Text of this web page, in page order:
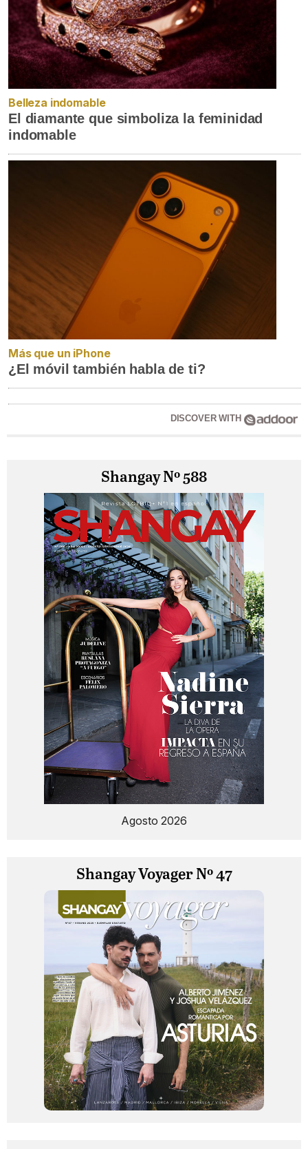
Belleza indomable
El diamante que simboliza la feminidad
indomable
Más que un iPhone
¿El móvil también habla de ti?
DISCOVER WITH
Shangay Nº 588
Agosto 2026
Shangay Voyager Nº 47